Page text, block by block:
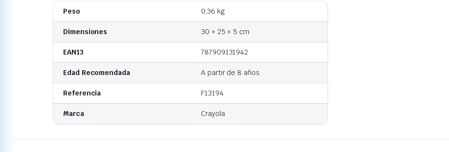
Peso 0,36 kg
Dimensiones 30 × 25 × 5 cm
EAN13 787909131942
Edad Recomendada A partir de 8 años
Referencia F13194
Marca Crayola